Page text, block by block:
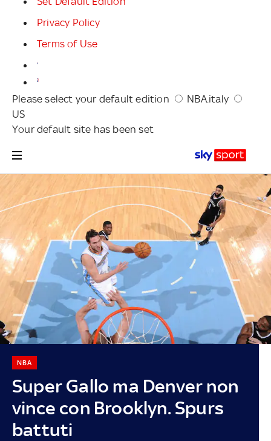
Privacy Policy
Terms of Use
Please select your default edition
NBA.italy
US
Your default site has been set
Super Gallo ma Denver non
vince con Brooklyn. Spurs
battuti
NBA